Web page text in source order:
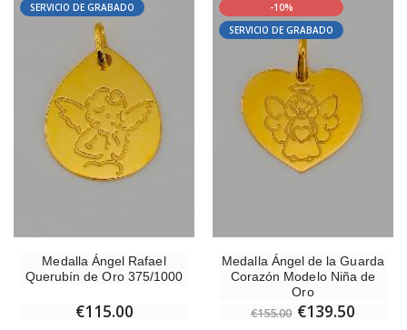
SERVICIO DE GRABADO
Medalla Ángel Rafael
Querubín de Oro 375/1000
€115.00
-10%
SERVICIO DE GRABADO
Medalla Ángel de la Guarda
Corazón Modelo Niña de
Oro
€155.00 €139.50